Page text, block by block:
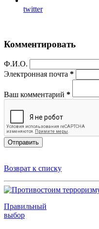
twitter
Комментировать
Ф.И.О.
Электронная почта *
Ваш комментарий *
Отправить
Возврат к списку
Правильный
выбор